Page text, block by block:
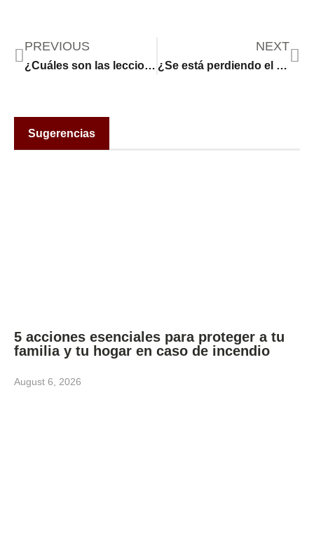
PREVIOUS
¿Cuáles son las lecciones que deja la violencia en torno a los centros de detención migratoria de ICE?
NEXT
¿Se está perdiendo el español en Estados Unidos
Sugerencias
5 acciones esenciales para proteger a tu
familia y tu hogar en caso de incendio
August 6, 2026